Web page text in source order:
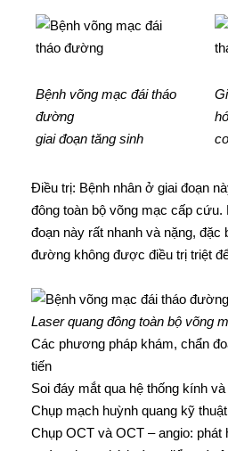
Bệnh võng mạc đái tháo
đường
giai đoạn tăng sinh
Điều trị: Bệnh nhân ở giai đoạn
đông toàn bộ võng mạc cấp cứu.
đoạn này rất nhanh và nặng, đặc
đường không được điều trị triệt
Laser quang đông toàn bộ võng
Các phương pháp khám, chẩn
tiến
Soi đáy mắt qua hệ thống kính
Chụp mạch huỳnh quang kỹ
Chụp OCT và OCT – angio: phát